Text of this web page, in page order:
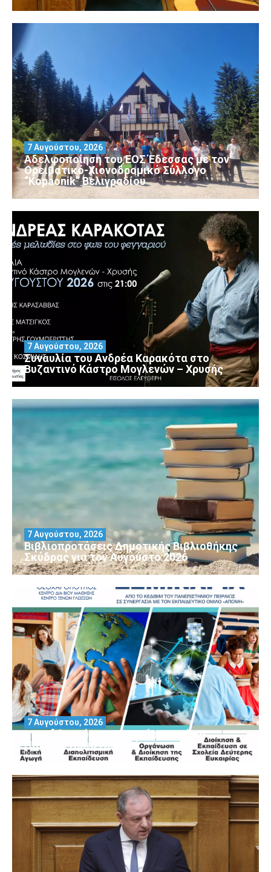
Αδελφοποίηση του ΕΟΣ Έδεσσας με τον
Ορειβατικό-Χιονοδρομικό Σύλλογο
“Kopaonik” Βελιγραδίου
7 Αυγούστου, 2026
Συναυλία του Ανδρέα Καρακότα στο
Βυζαντινό Κάστρο Μογλενών – Χρυσής
7 Αυγούστου, 2026
Βιβλιοπροτάσεις Δημοτικής Βιβλιοθήκης
Σκύδρας για τον Αύγούστο 2026
7 Αυγούστου, 2026
Μοριοδοτούμενα Σεμινάρια από το
Πανεπιστήμιο Πειραιά
7 Αυγούστου, 2026